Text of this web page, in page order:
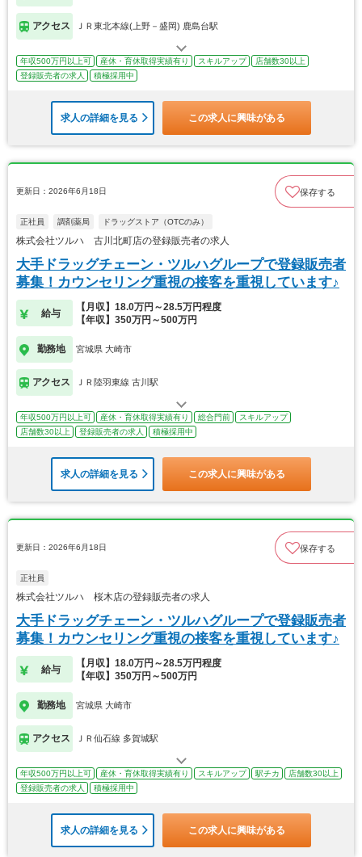
アクセス ＪＲ東北本線(上野－盛岡) 鹿島台駅
年収500万円以上可 産休・育休取得実績有り スキルアップ
店舗数30以上
登録販売者の求人
積極採用中
求人の詳細を見る この求人に興味がある
更新日：2026年6月18日 保存する
正社員 調剤薬局 ドラッグストア（OTCのみ）
株式会社ツルハ 古川北町店の登録販売者の求人
大手ドラッグチェーン・ツルハグループで登録販売者
募集！カウンセリング重視の接客を重視しています♪
給与
【月収】18.0万円～28.5万円程度
【年収】350万円～500万円
勤務地 宮城県 大崎市
アクセス ＪＲ陸羽東線 古川駅
年収500万円以上可 産休・育休取得実績有り 総合門前
スキルアップ
店舗数30以上
登録販売者の求人 積極採用中
求人の詳細を見る この求人に興味がある
更新日：2026年6月18日 保存する
正社員
株式会社ツルハ 桜木店の登録販売者の求人
大手ドラッグチェーン・ツルハグループで登録販売者
募集！カウンセリング重視の接客を重視しています♪
給与
【月収】18.0万円～28.5万円程度
【年収】350万円～500万円
勤務地 宮城県 大崎市
アクセス ＪＲ仙石線 多賀城駅
年収500万円以上可 産休・育休取得実績有り スキルアップ 駅チカ
店舗数30以上
登録販売者の求人
積極採用中
求人の詳細を見る この求人に興味がある